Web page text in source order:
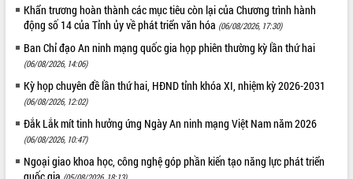
hiện nhiệm vụ quản lý tài sản công
hàng tuần
Tháo gỡ những vướng mắc, đẩy mạnh
công tác cải cách thủ tục hành chính
tại Trung tâm Phục vụ hành chính
công tỉnh
thi Sáng tạo Kỹ thuật 2024 - 2025
Đắk Lắk rà soát, điều chỉnh Đề án 190
về phát triển nuôi trồng thủy sản
Khẩn trương hoàn thành các mục tiêu còn lại của Chương trình hành
động số 14 của Tỉnh ủy về phát triển văn hóa (06/08/2026, 17:30)
Ban Chỉ đạo An ninh mạng quốc gia họp phiên thường kỳ lần thứ hai
(06/08/2026, 14:06)
Kỳ họp chuyên đề lần thứ hai, HĐND tỉnh khóa XI, nhiệm kỳ 2026-2031
(06/08/2026, 12:02)
Đắk Lắk mít tinh hưởng ứng Ngày An ninh mạng Việt Nam năm 2026
(06/08/2026, 10:47)
Ngoại giao khoa học, công nghệ góp phần kiến tạo năng lực phát triển